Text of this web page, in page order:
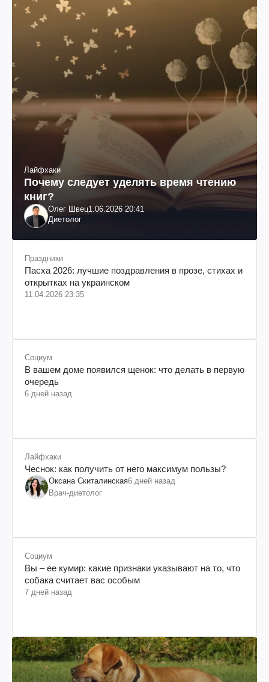
Лайфхаки
Почему следует уделять время чтению
книг?
Олег Швец1.06.2026 20:41
Диетолог
Праздники
Пасха 2026: лучшие поздравления в прозе, стихах и
открытках на украинском
11.04.2026 23:35
Социум
В вашем доме появился щенок: что делать в первую
очередь
6 дней назад
Лайфхаки
Чеснок: как получить от него максимум пользы?
Оксана Скиталинская6 дней назад
Врач-диетолог
Социум
Вы – ее кумир: какие признаки указывают на то, что
собака считает вас особым
7 дней назад